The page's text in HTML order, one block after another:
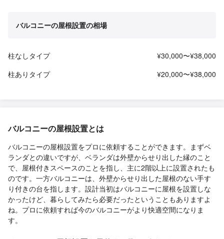
バルコニーの屋根設置の相場
柱なしタイプ
¥30,000〜¥38,000
柱ありタイプ
¥20,000〜¥38,000
バルコニーの屋根設置とは
バルコニーの屋根設置をプロに依頼することができます。まずベ
ランダとの違いですが、ベランダは外壁からせり出した縁のこと
で、屋根付きスペースのことを指し、主に2階以上に設置されたも
のです。一方バルコニーは、外壁からせり出した屋根のない手す
り付きの台を指します。設計当初はバルコニーに屋根を設置しな
かったけど、暮らしてみたら必要だったということもありますよ
ね。プロに依頼すれば今のバルコニーがより快適空間になりま
す。